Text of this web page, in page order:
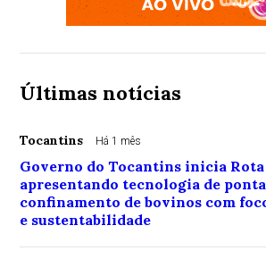
Últimas notícias
Tocantins Há 1 mês
Governo do Tocantins inicia Rota
apresentando tecnologia de
confinamento de bovinos com
e sustentabilidade